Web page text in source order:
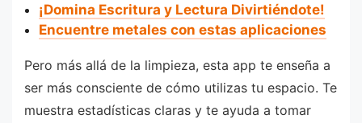
¡Domina Escritura y Lectura Divirtiéndote!
Encuentre metales con estas aplicaciones
Pero más allá de la limpieza, esta app te enseña a
ser más consciente de cómo utilizas tu espacio. Te
muestra estadísticas claras y te ayuda a tomar